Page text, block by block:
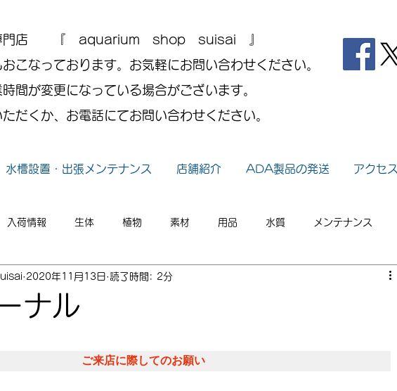
草専門店 『 aquarium shop suisai 』
こなっております。お気軽にお問い合わせください。
間が変更になっている場合がございます。
だくか、お電話にてお問い合わせください。
水槽設置・出張メンテナンス 店舗紹介 ADA製品の発送 アクセス
入荷情報 生体 植物 素材 用品 水質 メンテナンス
小ネタ 2026年 2025年
ナル
2020年11月13日 読了時間: 2分
ご来店に際してのお願い